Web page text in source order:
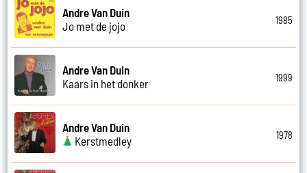
Andre Van Duin
Jo met de jojo
1985
Andre Van Duin
Kaars in het donker
1999
Andre Van Duin
Kerstmedley
1978